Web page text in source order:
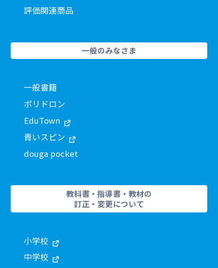
評価関連商品
一般のみなさま
一般書籍
ポリドロン
EduTown
青いスピン
douga pocket
教科書・指導書・教材の
訂正・変更について
小学校
中学校